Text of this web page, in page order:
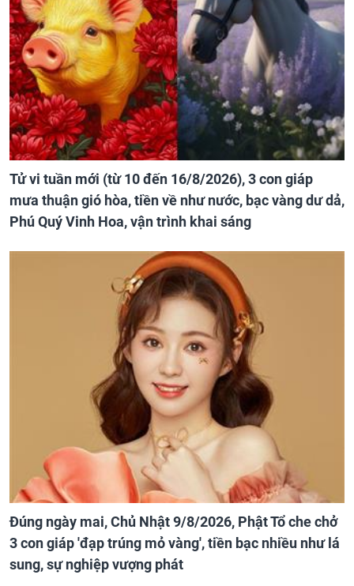
Tử vi tuần mới (từ 10 đến 16/8/2026), 3 con giáp
mưa thuận gió hòa, tiền về như nước, bạc vàng dư dả,
Phú Quý Vinh Hoa, vận trình khai sáng
Đúng ngày mai, Chủ Nhật 9/8/2026, Phật Tổ che chở
3 con giáp 'đạp trúng mỏ vàng', tiền bạc nhiều như lá
sung, sự nghiệp vượng phát